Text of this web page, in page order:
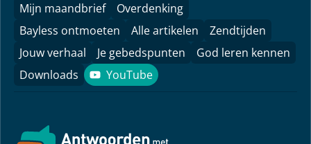
Mijn maandbrief
Overdenking
Bayless ontmoeten
Alle artikelen
Zendtijden
Jouw verhaal
Je gebedspunten
God leren kennen
Downloads
YouTube
YouTube